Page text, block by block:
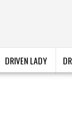
DRIVEN LADY